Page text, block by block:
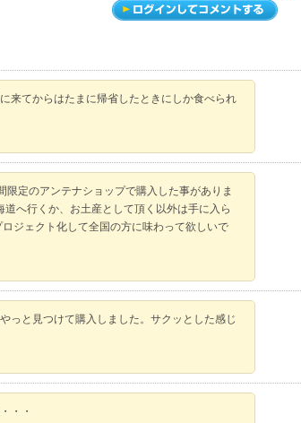
来てからはたまに帰省したときにしか食べられ
限定のアンテナショップで購入した事がありま
へ行くか、お土産として頂く以外は手に入ら
ジェクト化して全国の方に味わって欲しいで
っと見つけて購入しました。サクッとした感じ
・・